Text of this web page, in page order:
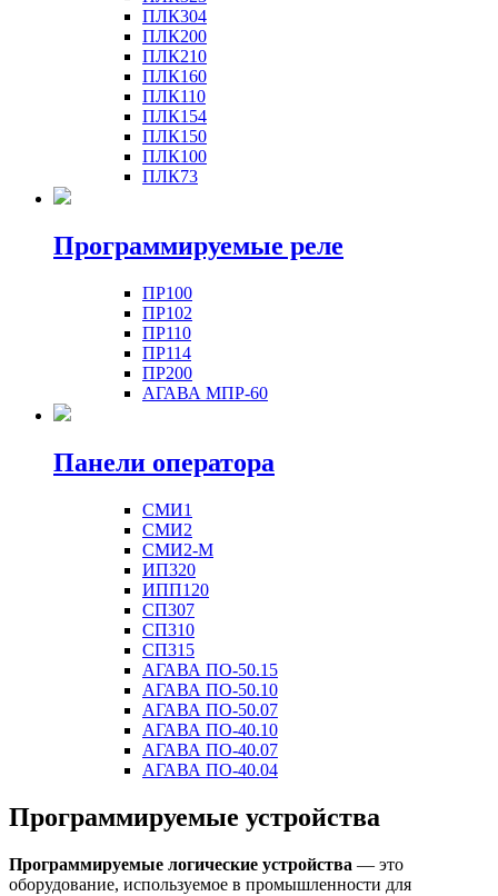
ПЛК304
ПЛК200
ПЛК210
ПЛК160
ПЛК110
ПЛК154
ПЛК150
ПЛК100
ПЛК73
Программируемые реле
ПР100
ПР102
ПР110
ПР114
ПР200
АГАВА МПР-60
Панели оператора
СМИ1
СМИ2
СМИ2-М
ИП320
ИПП120
СП307
СП310
СП315
АГАВА ПО-50.15
АГАВА ПО-50.10
АГАВА ПО-50.07
АГАВА ПО-40.10
АГАВА ПО-40.07
АГАВА ПО-40.04
Программируемые устройства
Программируемые логические устройства — это
оборудование, используемое в промышленности для